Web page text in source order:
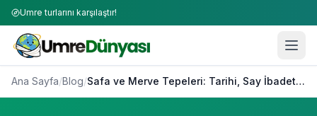
Umre turlarını karşılaştır!
Ana Sayfa/Blog/ Safa ve Merve Tepeleri: Tarihi, Say İbadeti ve Ziyaret Rehberi 2026